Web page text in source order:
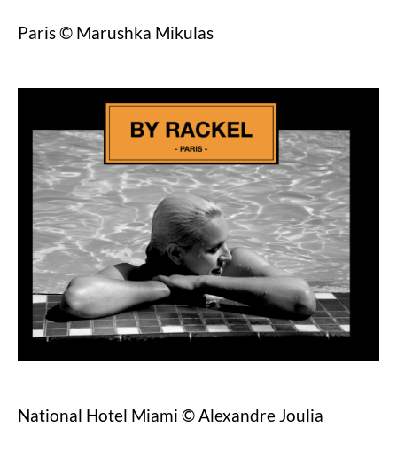
Paris © Marushka Mikulas
National Hotel Miami © Alexandre Joulia